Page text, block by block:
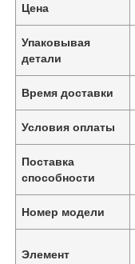
Цена
Упаковывая
детали
Время доставки
Условия оплаты
Поставка
способности
Номер модели
Элемент